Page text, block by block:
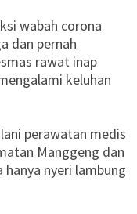
wabah corona
dan pernah
rawat inap
keluhan
perawatan medis
Manggeng dan
nyeri lambung